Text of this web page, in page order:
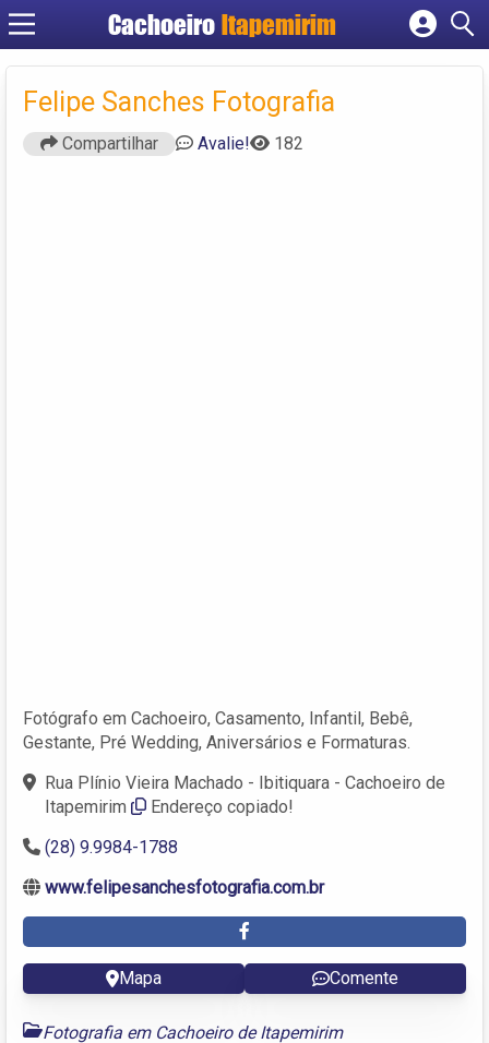
Cachoeiro Itapemirim
Cadastrar empresa
Criar conta
Felipe Sanches Fotografia
Compartilhar Avalie! 182
Fotógrafo em Cachoeiro, Casamento, Infantil, Bebê,
Gestante, Pré Wedding, Aniversários e Formaturas.
Rua Plínio Vieira Machado - Ibitiquara - Cachoeiro de
Itapemirim
Endereço copiado!
(28) 9.9984-1788
www.felipesanchesfotografia.com.br
Mapa Comente
Fotografia em Cachoeiro de Itapemirim